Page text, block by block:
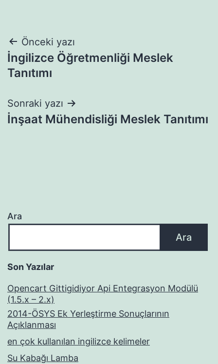
Yazı
gezinmesi
Önceki yazı
İngilizce Öğretmenliği Meslek
Tanıtımı
Sonraki yazı
İnşaat Mühendisliği Meslek Tanıtımı
Ara
Ara
Son Yazılar
Opencart Gittigidiyor Api Entegrasyon Modülü
(1.5.x – 2.x)
2014-ÖSYS Ek Yerleştirme Sonuçlarının
Açıklanması
en çok kullanılan ingilizce kelimeler
Su Kabağı Lamba